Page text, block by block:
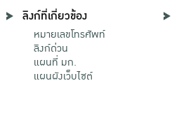
ลิงก์ที่เกี่ยวข้อง
หมายเลขโทรศัพท์
ลิงก์ด่วน
แผนที่ มก.
แผนผังเว็บไซต์